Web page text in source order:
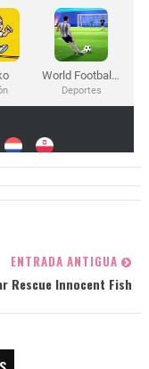
ENTRADA ANTIGUA
Rescue Innocent Fish